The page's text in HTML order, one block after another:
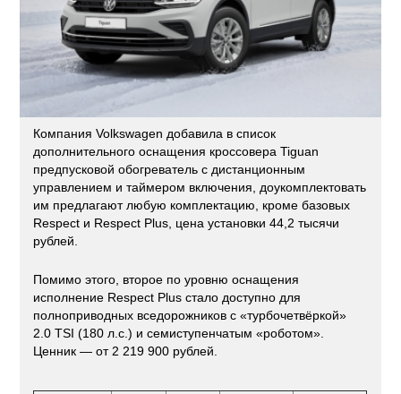
Компания Volkswagen добавила в список
дополнительного оснащения кроссовера Tiguan
предпусковой обогреватель с дистанционным
управлением и таймером включения, доукомплектовать
им предлагают любую комплектацию, кроме базовых
Respect и Respect Plus, цена установки 44,2 тысячи
рублей.
Помимо этого, второе по уровню оснащения
исполнение Respect Plus стало доступно для
полноприводных вседорожников с «турбочетвёркой»
2.0 TSI (180 л.с.) и семиступенчатым «роботом».
Ценник — от 2 219 900 рублей.